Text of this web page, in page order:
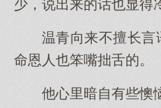
少，说出来的话也显得
温青向来不擅长言
命恩人也笨嘴拙舌的。
他心里暗自有些懊